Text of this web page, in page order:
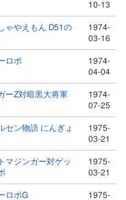
10-13
ゃやえもん D51の
1974-
03-16
ロボ
1974-
04-04
ーZ対暗黒大将軍
1974-
07-25
セン物語 にんぎょ
1975-
03-21
マジンガー対ゲッ
1975-
03-21
ロボG
1975-